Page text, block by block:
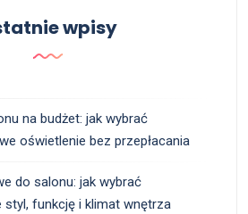
wpisy
na budżet: jak wybrać
oświetlenie bez przepłacania
do salonu: jak wybrać
styl, funkcję i klimat wnętrza